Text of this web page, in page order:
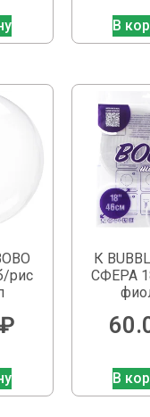
В
рис
₽
К
СФЕРА
В